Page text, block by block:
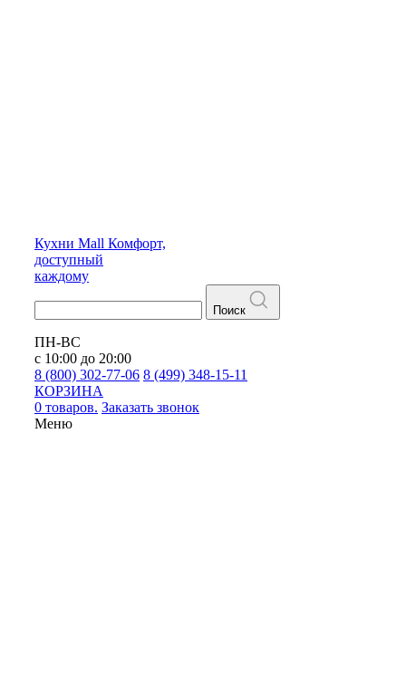
Кухни Mall Комфорт,
доступный
каждому
Поиск
ПН-ВС
с 10:00 до 20:00
8 (800) 302-77-06 8 (499) 348-15-11
КОРЗИНА
0 товаров. Заказать звонок
Меню